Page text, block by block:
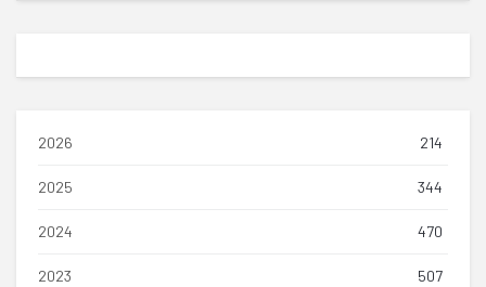
2026 214
2025 344
2024 470
2023 507